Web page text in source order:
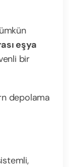
eşya
bir
depolama